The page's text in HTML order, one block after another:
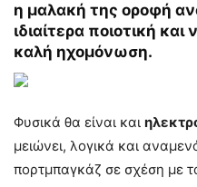
η μαλακή της οροφή
ιδιαίτερα ποιοτική
καλή ηχομόνωση.
Φυσικά θα είναι και
μειώνει, λογικά και
πορτμπαγκάζ σε σχέση με